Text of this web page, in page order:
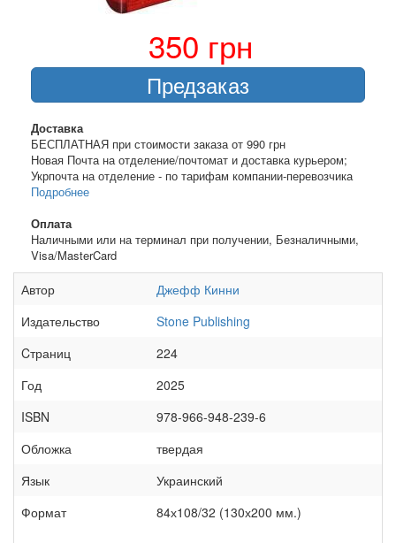
350 грн
Предзаказ
Доставка
БЕСПЛАТНАЯ при стоимости заказа от 990 грн
Новая Почта на отделение/почтомат и доставка курьером;
Укрпочта на отделение - по тарифам компании-перевозчика
Подробнее
Оплата
Наличными или на терминал при получении, Безналичными,
Visa/MasterCard
Автор
Джефф Кинни
Издательство
Stone Publishing
Cтраниц
224
Год
2025
ISBN
978-966-948-239-6
Обложка
твердая
Язык
Украинский
Формат
84х108/32 (130х200 мм.)